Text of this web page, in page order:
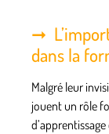
dans la
Malgré leur
jouent un rôle